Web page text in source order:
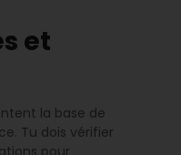
et
la base de
Tu dois vérifier